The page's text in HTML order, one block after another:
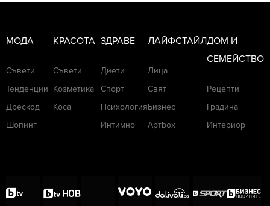
МОДА
Съвети
Тенденции
Дрескод
Шопинг
КРАСОТА
Съвети
Козметика
Коса
ЗДРАВЕ
Диети
Спорт
Психология
Интимно
ЛАЙФСТАЙЛ
Лица
Свят
Бизнес
Артbox
ДОМ И
СЕМЕЙСТВО
Рецепти
Градина
Интериор